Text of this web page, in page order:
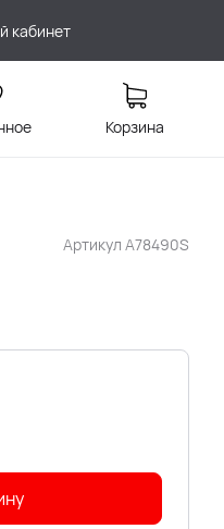
кабинет
Корзина
Артикул A78490S